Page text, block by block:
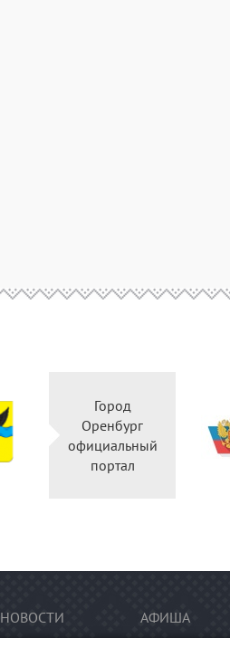
Город
Оренбург
официальный
портал
НОВОСТИ АФИША